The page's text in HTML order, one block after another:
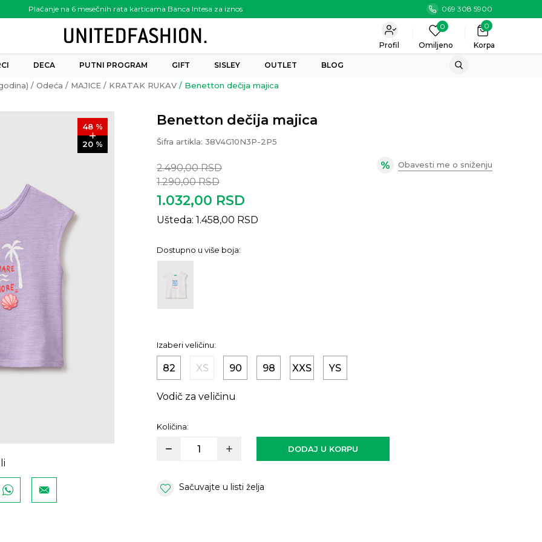
Plaćanje na 6 mesečnih rata karticama Banca Intesa za iznos
preko 6.000.00 rsd
069 308 5900
Korpa
0
0
Omiljeno
Profil
DECA PUTNI PROGRAM GIFT SISLEY OUTLET BLOG
Odeća MAJICE KRATAK RUKAV Benetton dečija majica
48 %
20 %
Benetton dečija majica
Šifra artikla: 38V4G10N3P-2P5
2.490,00 RSD
1.290,00 RSD
1.032,00 RSD
Ušteda: 1.458,00 RSD
Obavesti me o sniženju
Dostupno u više boja:
Izaberi veličinu:
82 XS 90 98 XXS YS
Vodič za veličinu
Količina:
DODAJ U KORPU
Sačuvajte u listi želja